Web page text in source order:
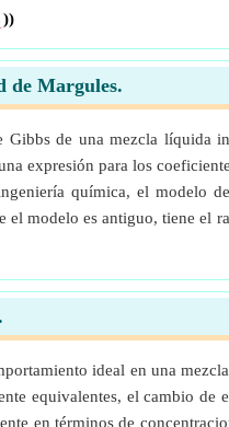
))
de Margules.
de una mezcla líquida
expresión para los
química, el modelo
modelo es antiguo, tiene el
ideal en una
equivalentes, el cambio
en términos de